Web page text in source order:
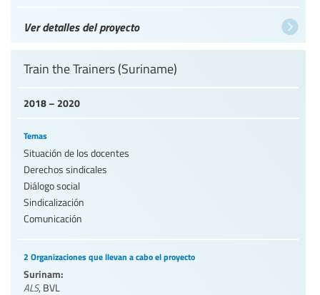
Ver detalles del proyecto
2018 – 2020
Train the Trainers (Suriname)
Temas
Situación de los docentes
Derechos sindicales
Diálogo social
Sindicalización
Comunicación
2 Organizaciones que llevan a cabo el proyecto
Surinam:
ALS, BVL